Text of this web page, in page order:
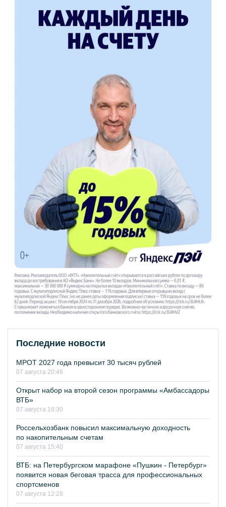
Последние новости
МРОТ 2027 года превысит 30 тысяч рублей
07 августа 20:46
Открыт набор на второй сезон программы «Амбассадоры
ВТБ»
07 августа 16:30
Россельхозбанк повысил максимальную доходность
по накопительным счетам
07 августа 15:40
ВТБ: на Петербургском марафоне «Пушкин - Петербург»
появится новая беговая трасса для профессиональных
спортсменов
07 августа 12:28